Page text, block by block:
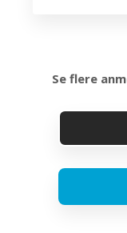
Se flere